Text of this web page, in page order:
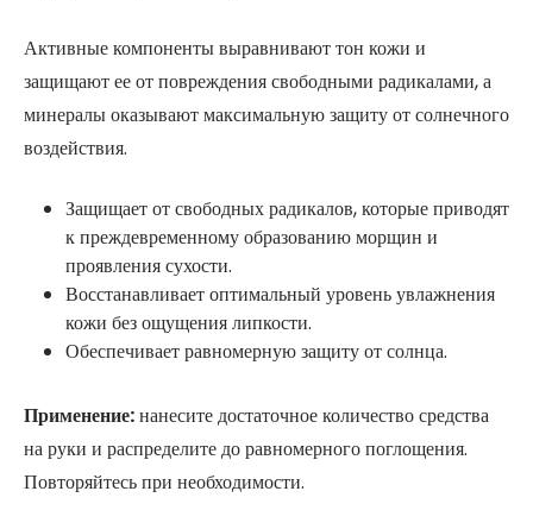
Активные компоненты выравнивают тон кожи и
защищают ее от повреждения свободными радикалами, а
минералы оказывают максимальную защиту от солнечного
воздействия.
Защищает от свободных радикалов, которые приводят
к преждевременному образованию морщин и
проявления сухости.
Восстанавливает оптимальный уровень увлажнения
кожи без ощущения липкости.
Обеспечивает равномерную защиту от солнца.
Применение:нанесите достаточное количество средства
на руки и распределите до равномерного поглощения.
Повторяйтесь при необходимости.